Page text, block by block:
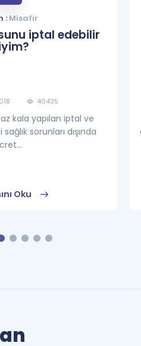
:Misafir
iptal edebilir
40435
kala yapılan iptal ve
sorunları dışında
Oku